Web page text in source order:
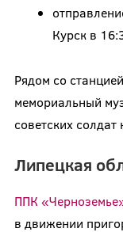
Курск в
Рядом со
мемориальный
советских солдат
Липецкая
ППК
в движении